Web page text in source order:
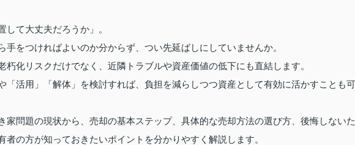
して大丈夫だろうか」。
手をつければよいのか分からず、つい先延ばしにしていませんか。
朽化リスクだけでなく、近隣トラブルや資産価値の低下にも直結します。
「活用」「解体」を検討すれば、負担を減らしつつ資産として有効に活かすことも可
家問題の現状から、売却の基本ステップ、具体的な売却方法の選び方、後悔しないた
者の方が知っておきたいポイントを分かりやすく解説します。